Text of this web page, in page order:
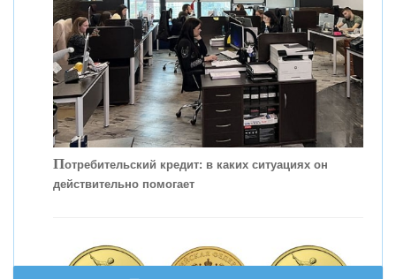
Потребительский кредит: в каких ситуациях он
действительно помогает